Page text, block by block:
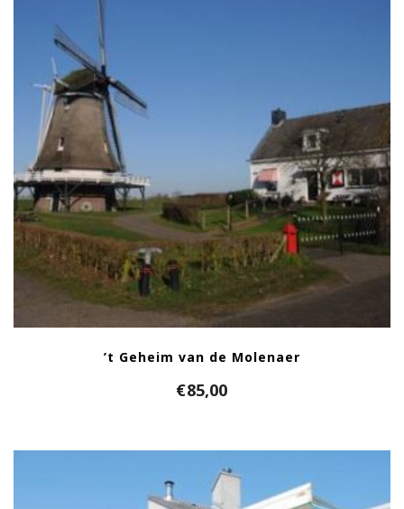
’t Geheim van de Molenaer
€85,00